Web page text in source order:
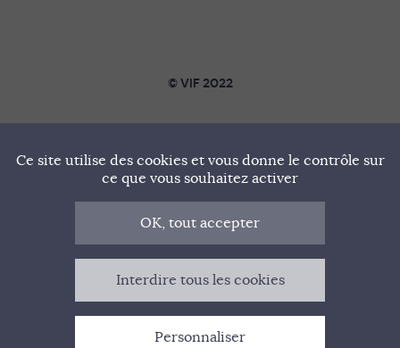
© VIF 2022
SOUTENIR VIF
NOTRE MANIFESTE
QUI SOMMES-NOUS ?
MENTIONS LÉGALES
CONTACT
Ce site utilise des cookies et vous donne le contrôle sur
ce que vous souhaitez activer
OK, tout accepter
Interdire tous les cookies
Personnaliser